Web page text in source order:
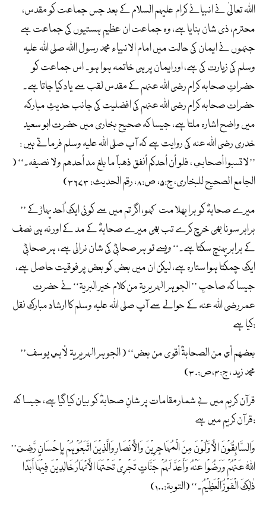
اﷲ تعالیٰ نے انبیائے کرام علیہم السلام کے بعد جس جماعت کو مقدس،
محترم، ذی شان بنایا ہے، وہ جماعت ان عظیم ہستیوں کی جماعت ہے
جنہوں نے ایمان کی حالت میں امام الانبیاء محمد رسول اﷲ صلی اللہ علیہ
وسلم کی زیارت کی ہے، اور ایمان پر ہی خاتمہ ہوا ہو۔ اس جماعت کو
حضراتِ صحابہ کرام رضی اللہ عنہم کے مقدس لقب سے یاد کیا جاتا ہے۔
حضرات صحابہ کرام رضی اللہ عنہم کی افضلیت کی جانب حدیثِ مبارکہ
میں واضح اشارہ ملتا ہے، جیسا کہ صحیح بخاری میں حضرت ابو سعید
خدری رضی اللہ عنہ کی روایت ہے کہ آپ صلی اللہ علیہ وسلم فرماتے ہیں :
’’لاتسبوا أصحابي ، فلو أن أحدکم أنفق ذھباً ما بلغ مد أحدھم ولا نصیفہ۔‘‘ (
الجامع الصحیح للبخاری، ج:۵، ص:۸، رقم الحدیث: ۳۶۷۳)
’’ میرے صحابہؓ کو برا بھلا مت کہو، اگر تم میں سے کوئی ایک اُحد پہاڑ کے
برابر سونا بھی خرچ کرے تب بھی میرے صحابہؓ کے مد کے اور نہ ہی نصف
کے برابر پہنچ سکتا ہے۔‘‘ ویسے تو ہر صحابیؓ کی شان نرالی ہے، ہر صحابیؓ
ایک چمکتا ہوا ستارہ ہے، لیکن ان میں بعض کو بعض پر فوقیت حاصل ہے،
جیسا کہ صاحبِ ’’ الجوہر الہریریۃ من کلام خیر البریۃ‘‘ نے حضرت
عمررضی اللہ عنہ کے حوالے سے آپ صلی اللہ علیہ وسلم کا ارشاد مبارک نقل
کیا ہے:
’’بعضھم أي من الصحابۃؓ أقوی من بعض‘‘ ( الجوہر الہریریۃ لأبي یوسف
محمد زید ، ج:۴،ص:۳۰)
قرآن کریم میں بے شمار مقامات پر شانِ صحابہؓ کو بیان کیا گیا ہے، جیسا کہ
قرآن کریم میں ہے:
’’وَالسَّابِقُوْنَ الْأَوَّلُوْنَ مِنَ الْمُہَاجِرِیْنَ وَالْأَنْصَارِ وَالَّذِیْنَ اتَّبَعُوْہُمْ بِإِحْسَانٍ رَّضِيَ
اللّٰہُ عَنْہُمْ وَرَضُوْا عَنْہُ وَأَعَدَّ لَہُمْ جَنَّاتٍ تَجْرِیْ تَحْتَہَا الْأَنْہَارُ خَالِدِیْنَ فِیْہَا أَبَدًا
ذٰلِکَ الْفَوْزُ الْعَظِیْمُ۔‘‘ (التوبۃ:۱۰۰)